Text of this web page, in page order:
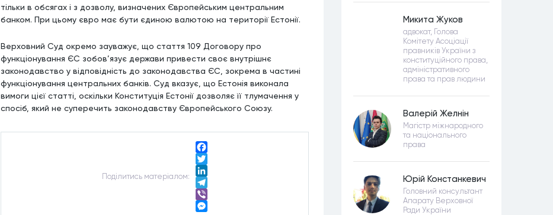
тільки в обсягах і з дозволу, визначених Європейським центральним
банком. При цьому євро має бути єдиною валютою на території Естонії.
Верховний Суд окремо зауважує, що стаття 109 Договору про
функціонування ЄС зобов’язує держави привести своє внутрішнє
законодавство у відповідність до законодавства ЄС, зокрема в частині
функціонування центральних банків. Суд вказує, що Естонія виконала
вимоги цієї статті, оскільки Конституція Естонії дозволяє її тлумачення у
спосіб, який не суперечить законодавству Європейського Союзу.
Подiлитись матерiалом:
Facebook
Twitter
LinkedIn
Telegram
Viber
Микита Жуков
адвокат, Голова
Комітету Асоціації
правників України з
конституційного права,
адміністративного
права та прав людини
Валерій Желнін
Магістр міжнародного
та національного
права
Юрій Констанкевич
Головний консультант
Апарату Верховної
Ради України